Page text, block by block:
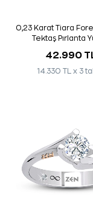
0,23 Karat Tiara
Tektaş Pırlanta
42.990
14.330 TL x 3